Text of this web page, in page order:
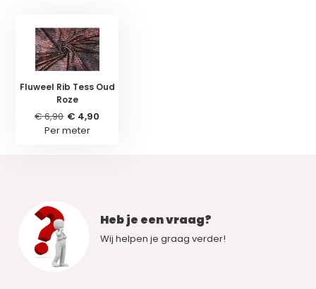
Fluweel Rib Tess Oud
Roze
€ 6,90 € 4,90
Per meter
Heb je een vraag?
Wij helpen je graag verder!